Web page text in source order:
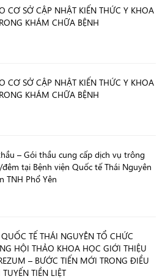
CƠ SỞ CẬP NHẬT KIẾN THỨC Y KHOA
KHÁM CHỮA BỆNH
CƠ SỞ CẬP NHẬT KIẾN THỨC Y KHOA
KHÁM CHỮA BỆNH
– Gói thầu cung cấp dịch vụ trông
tại Bệnh viện Quốc tế Thái Nguyên
TNH Phổ Yên
TẾ THÁI NGUYÊN TỔ CHỨC
HỘI THẢO KHOA HỌC GIỚI THIỆU
– BƯỚC TIẾN MỚI TRONG ĐIỀU
TIỀN LIỆT